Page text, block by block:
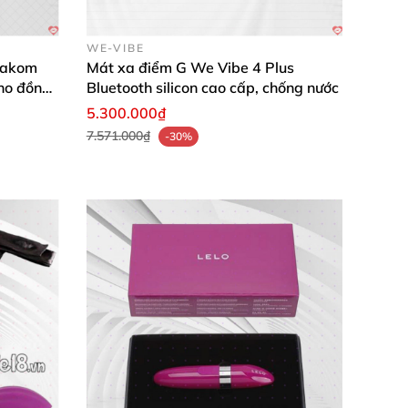
độ phòng, tránh ánh nắng mặt trời trực
mà hơn.
đồng
WE-VIBE
Mát xa điểm G We Vibe 4 Plus
Bluetooth silicon cao cấp, chống nước
5.300.000₫
7.571.000₫ -30%